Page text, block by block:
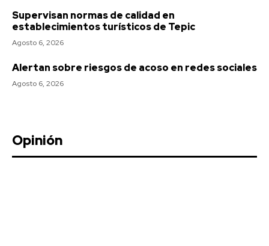
Supervisan normas de calidad en
establecimientos turísticos de Tepic
Agosto 6, 2026
Alertan sobre riesgos de acoso en redes sociales
Agosto 6, 2026
Opinión